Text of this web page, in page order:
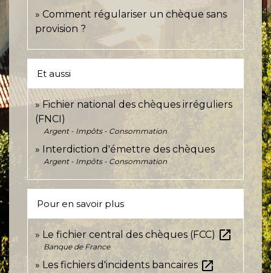
Comment régulariser un chèque sans
provision ?
Et aussi
Fichier national des chèques irréguliers
(FNCI)
Argent - Impôts - Consommation
Interdiction d'émettre des chèques
Argent - Impôts - Consommation
Pour en savoir plus
Le fichier central des chèques (FCC) open_in_new
Banque de France
Les fichiers d'incidents bancaires open_in_new